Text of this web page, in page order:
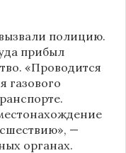
полицию.
прибыл
«Проводится
газового
—
органах.